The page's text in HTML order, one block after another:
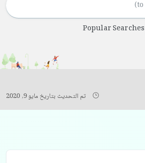
Popular Searches
تم التحديث بتاريخ مايو 9, 2020